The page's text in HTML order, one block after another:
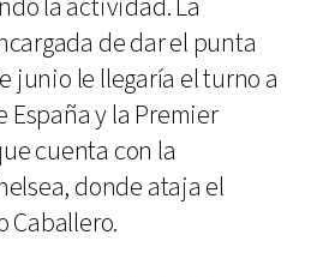
la actividad. La
de dar el punta
junio le llegaría el turno a
España y la Premier
cuenta con la
donde ataja el
Caballero.